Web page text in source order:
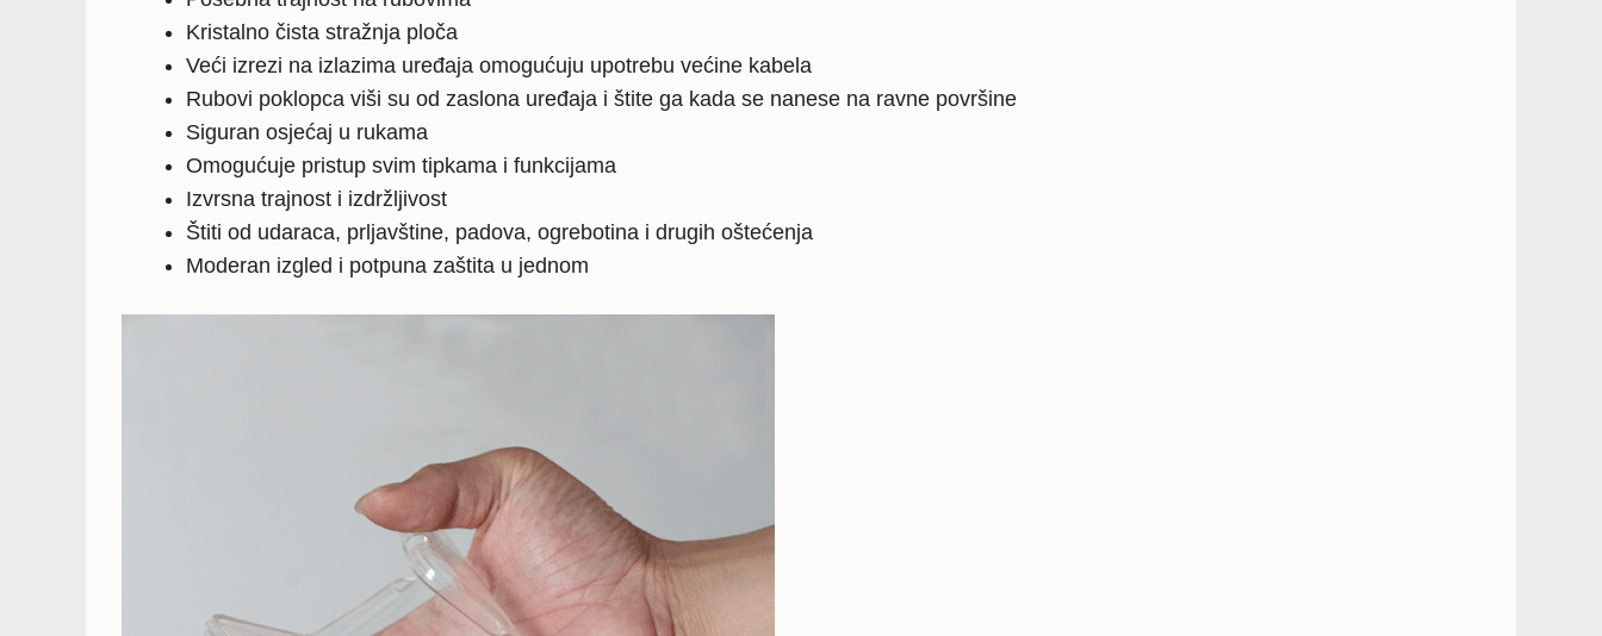
Kristalno čista stražnja ploča
Veći izrezi na izlazima uređaja omogućuju upotrebu većine kabela
Rubovi poklopca viši su od zaslona uređaja i štite ga kada se nanese na ravne površine
Siguran osjećaj u rukama
Omogućuje pristup svim tipkama i funkcijama
Izvrsna trajnost i izdržljivost
Štiti od udaraca, prljavštine, padova, ogrebotina i drugih oštećenja
Moderan izgled i potpuna zaštita u jednom